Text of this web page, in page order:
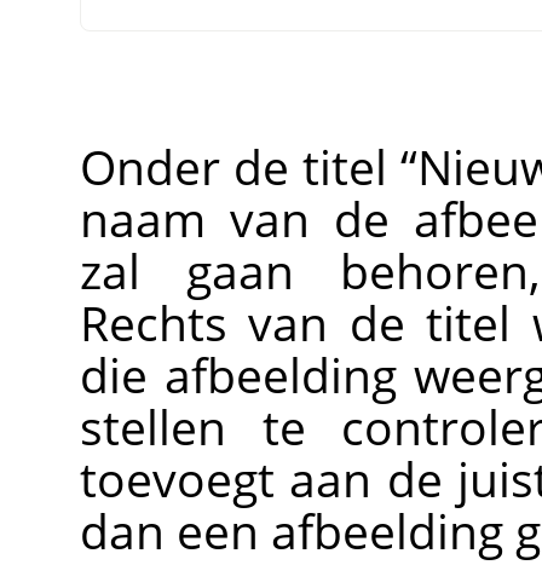
Onder de titel“
naam van de
zal gaan
Rechts van de
die afbeelding
stellen te
toevoegt aan de
dan een afbeelding